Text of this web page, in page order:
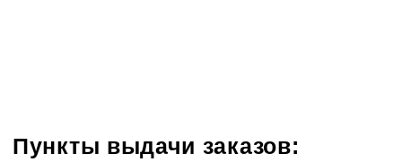
Пункты выдачи заказов: